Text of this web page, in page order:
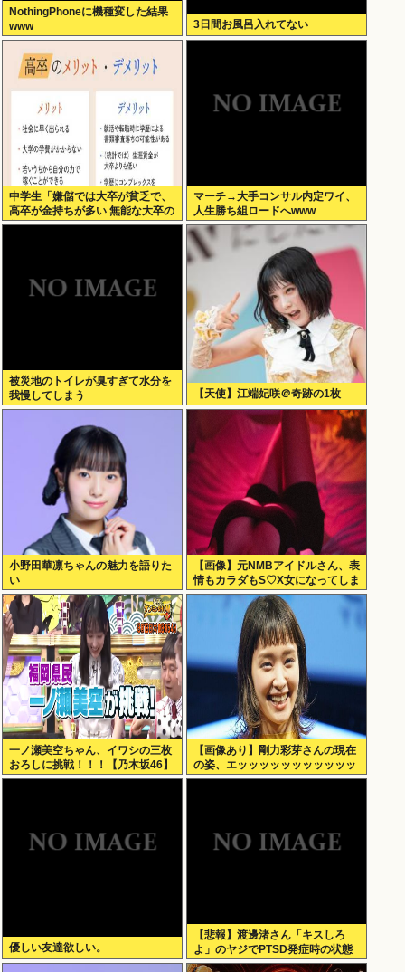
NothingPhoneに機種変した結果
www
3日間お風呂入れてない
中学生「嫌儲では大卒が貧乏で、
高卒が金持ちが多い 無能な大卒の
集まりw」エックスで一万いいね
マーチ→大手コンサル内定ワイ、
人生勝ち組ロードへwww
被災地のトイレが臭すぎて水分を
我慢してしまう
【天使】江端妃咲＠奇跡の1枚
小野田華凛ちゃんの魅力を語りた
い
【画像】元NMBアイドルさん、表
情もカラダもS♡X女になってしま
うｗｗｗ
一ノ瀬美空ちゃん、イワシの三枚
おろしに挑戦！！！【乃木坂46】
【画像あり】剛力彩芽さんの現在
の姿、エッッッッッッッッッッッ
ッ！
優しい友達欲しい。
【悲報】渡邊渚さん「キスしろ
よ」のヤジでPTSD発症時の状態
に逆戻り